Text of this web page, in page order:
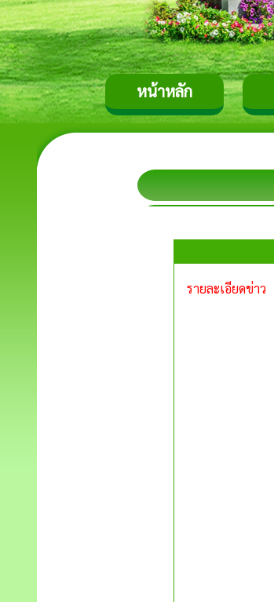
หน้าหลัก
รายละเอียดข่าว